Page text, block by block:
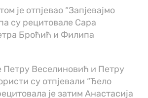
је отпјевао “Запјевајмо
су рецитовале Сара
Броћић и Филипа
Петру Веселиновић и Петру
су отпјевали “Ђело
је затим Анастасија